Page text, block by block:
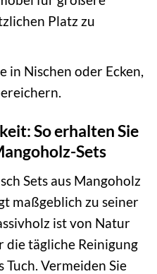
Platz zu
in Nischen oder Ecken,
So erhalten Sie
Sets
Sets aus Mangoholz
maßgeblich zu seiner
ist von Natur
die tägliche Reinigung
Vermeiden Sie